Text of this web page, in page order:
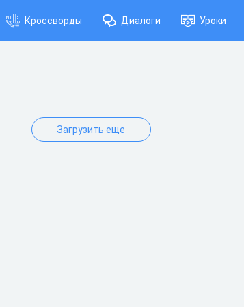
Кроссворды Диалоги Уроки
Загрузить еще